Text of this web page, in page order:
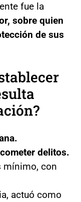
fue la
sobre quien
de sus
cometer delitos.
mínimo, con
actuó como